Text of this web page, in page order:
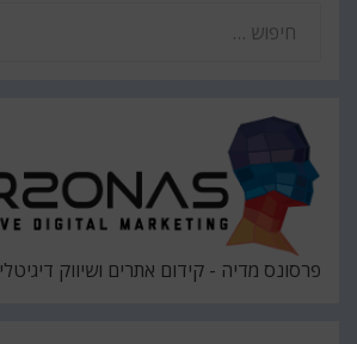
פרסונס מדיה - קידום אתרים ושיווק דיגיטלי